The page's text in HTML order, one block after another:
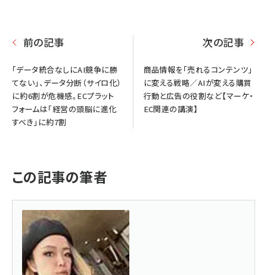
前の記事
「データ統合なしにAI競争に勝
てない」、データ分断（サイロ化）
に約6割が危機感。ECプラット
フォームは「経営の頭脳に進化
すべき」に約7割
次の記事
商品情報を「売れるコンテンツ」
に変える戦略／AIが変える購買
行動と広告の役割など【マーケ・
EC関連の講演】
この記事の筆者